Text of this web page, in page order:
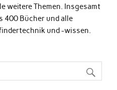
weitere Themen. Insgesamt
400 Bücher und alle
und -wissen.